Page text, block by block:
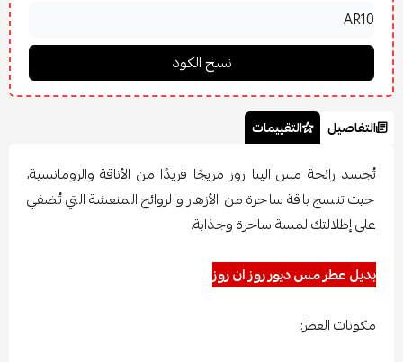
التفاصيل التقييمات
تُجسد رائحة مس الينا روز مزيجًا فريدًا من الأناقة والرومانسية،
حيث تنسج باقة ساحرة من الأزهار والروائح المنعشة التي تُضفي
على إطلالتك لمسة ساحرة وجذابة.
بديل عطر مس ديور روز ان روز
مكونات العطر: